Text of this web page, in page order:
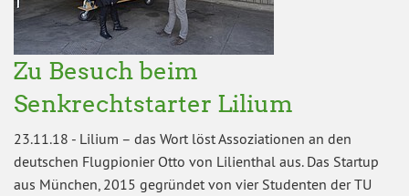
Zu Besuch beim
Senkrechtstarter Lilium
23.11.18 - Lilium – das Wort löst Assoziationen an den
deutschen Flugpionier Otto von Lilienthal aus. Das Startup
aus München, 2015 gegründet von vier Studenten der TU